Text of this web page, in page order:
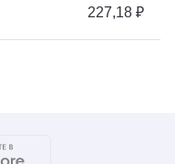
227,18 ₽